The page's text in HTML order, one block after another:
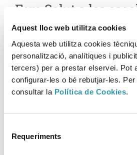
Aquest lloc web utilitza cookies
Aquesta web utilitza cookies
personalització, analítiques i
tercers) per a prestar elservei. Pot
configurar-les o bé rebutjar-les.
consultar la Política de Cookies.
Requeriments
Fem Salut a les
37
15-05-2026
ENTORNOS